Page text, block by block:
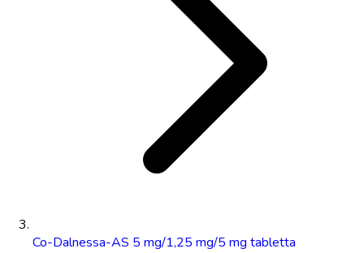
Co-Dalnessa-AS 5 mg/1,25 mg/5 mg tabletta